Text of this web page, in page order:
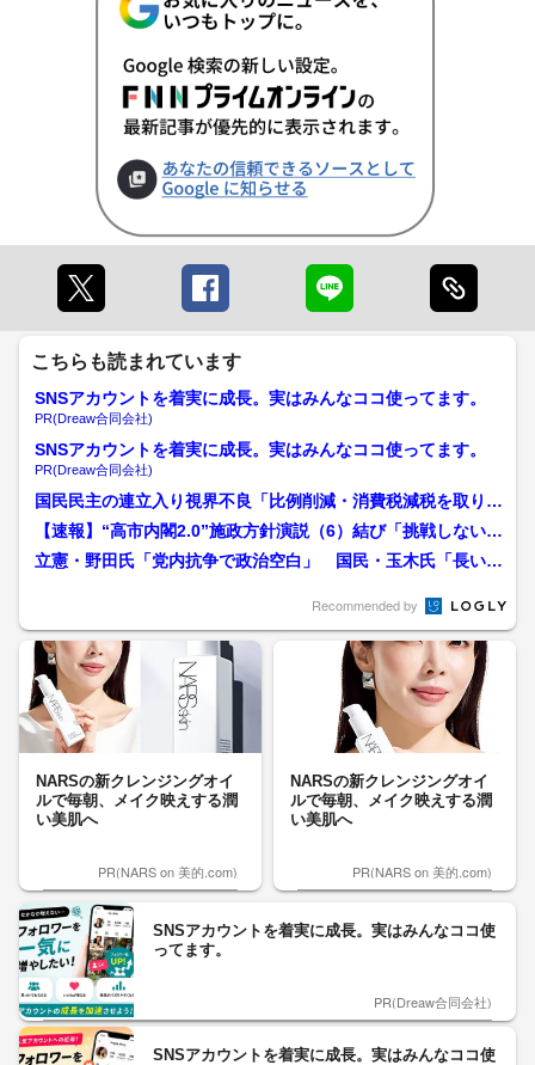
こちらも読まれています
SNSアカウントを着実に成長。実はみんなココ使ってます。
PR(Dreaw合同会社)
SNSアカウントを着実に成長。実はみんなココ使ってます。
PR(Dreaw合同会社)
国民民主の連立入り視界不良「比例削減・消費税減税を取り下
げてもらわないと入れない...
【速報】“高市内閣2.0”施政方針演説（6）結び「挑戦しない国
に未来はない」 教...
立憲・野田氏「党内抗争で政治空白」 国民・玉木氏「長い政
Recommended by
NARSの新クレンジングオイ
ルで毎朝、メイク映えする潤
い美肌へ
PR(NARS on 美的.com)
NARSの新クレンジングオイ
ルで毎朝、メイク映えする潤
い美肌へ
PR(NARS on 美的.com)
SNSアカウントを着実に成長。実はみんなココ使
ってます。
PR(Dreaw合同会社)
SNSアカウントを着実に成長。実はみんなココ使